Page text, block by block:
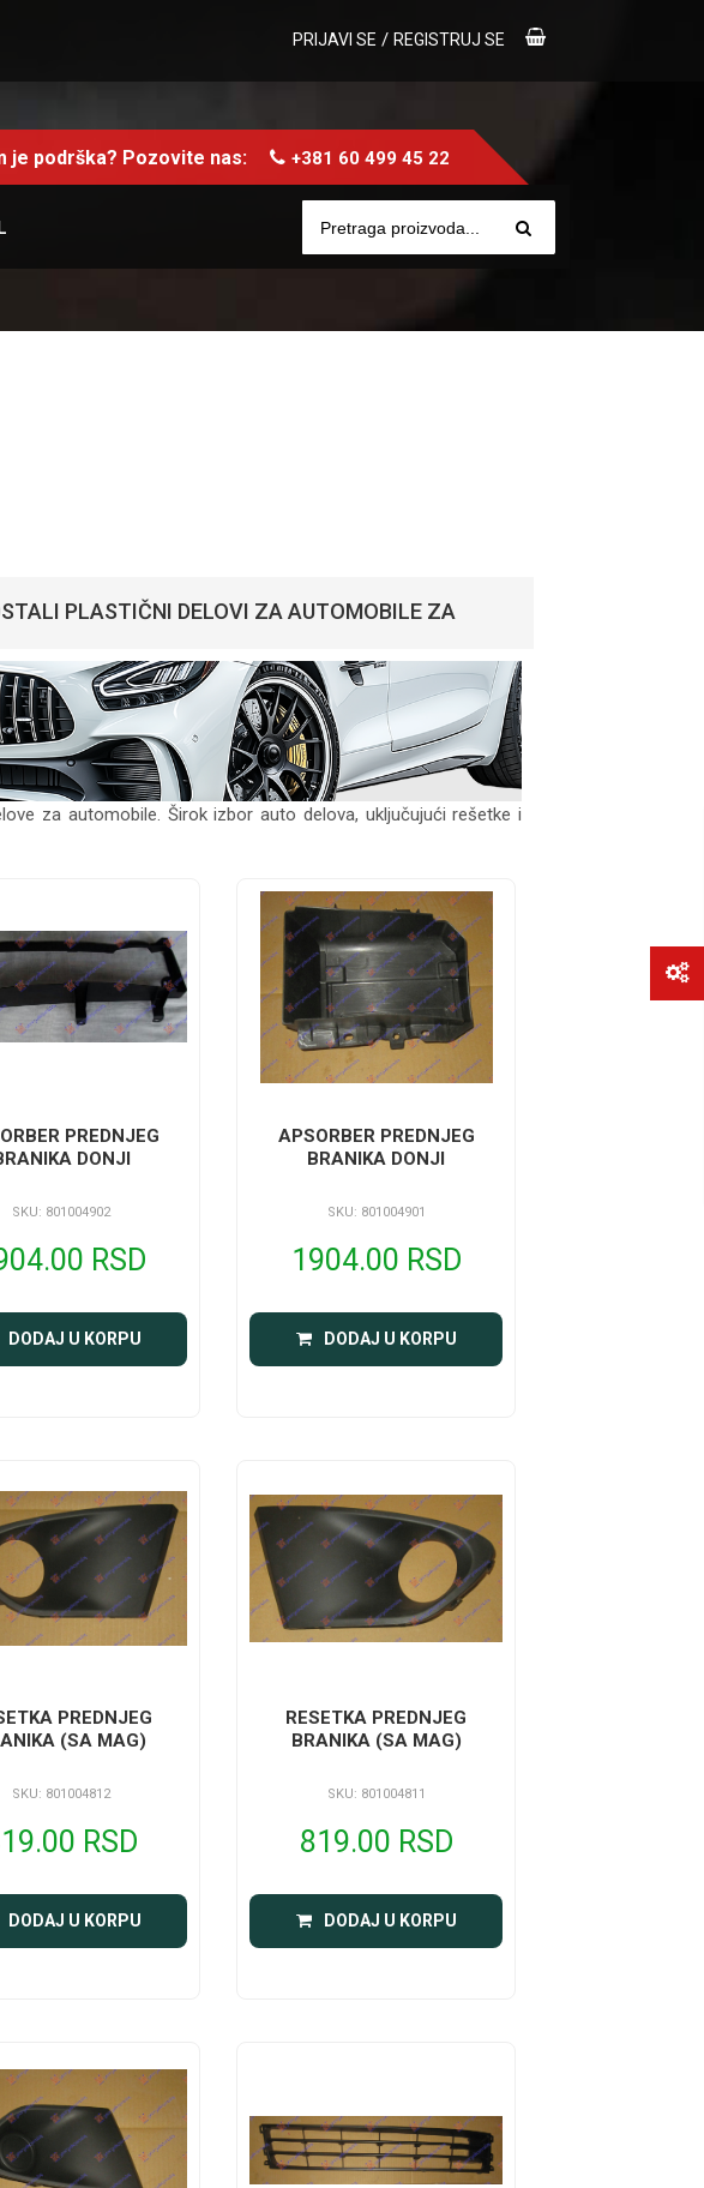
PRIJAVI SE / REGISTRUJ SE
je podrška? Pozovite nas: +381 60 499 45 22
PLASTIČNI DELOVI ZA AUTOMOBILE ZA
za automobile. Širok izbor auto delova, uključujući rešetke i
PREDNJEG
DONJI
SKU: 801004902
RSD
DODAJ U KORPU
APSORBER PREDNJEG
BRANIKA DONJI
SKU: 801004901
1904.00 RSD
DODAJ U KORPU
PREDNJEG
(SA MAG)
SKU: 801004812
RSD
DODAJ U KORPU
RESETKA PREDNJEG
BRANIKA (SA MAG)
SKU: 801004811
819.00 RSD
DODAJ U KORPU